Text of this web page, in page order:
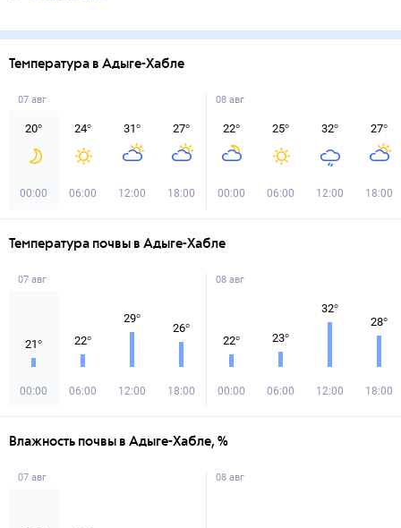
Температура в Адыге-Хабле
07 авг
20°
00:00
24°
06:00
31°
12:00
27°
18:00
08 авг
22°
00:00
25°
06:00
32°
12:00
27°
18:00
Температура почвы в Адыге-Хабле
07 авг
21°
00:00
22°
06:00
29°
12:00
26°
18:00
08 авг
22°
00:00
23°
06:00
32°
12:00
28°
18:00
Влажность почвы в Адыге-Хабле, %
07 авг 08 авг